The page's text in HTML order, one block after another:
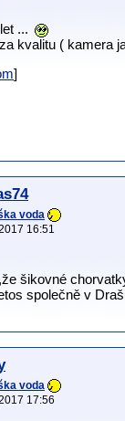
...
kvalitu ( kamera
]
voda
16:51
šikovné
společně v
voda
17:56